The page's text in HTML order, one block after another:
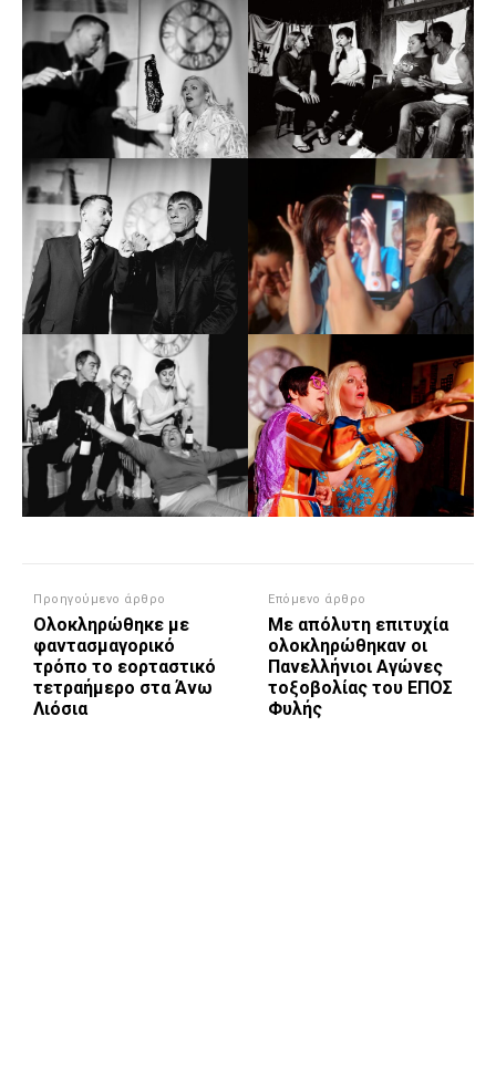
Προηγούμενο άρθρο
Ολοκληρώθηκε με
φαντασμαγορικό
τρόπο το εορταστικό
τετραήμερο στα Άνω
Λιόσια
Επόμενο άρθρο
Με απόλυτη επιτυχία
ολοκληρώθηκαν οι
Πανελλήνιοι Αγώνες
τοξοβολίας του ΕΠΟΣ
Φυλής